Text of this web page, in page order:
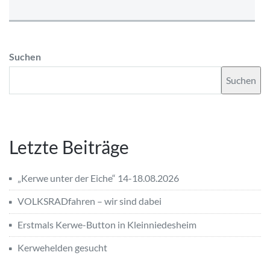
Suchen
Suchen
Letzte Beiträge
„Kerwe unter der Eiche“ 14-18.08.2026
VOLKSRADfahren – wir sind dabei
Erstmals Kerwe-Button in Kleinniedesheim
Kerwehelden gesucht